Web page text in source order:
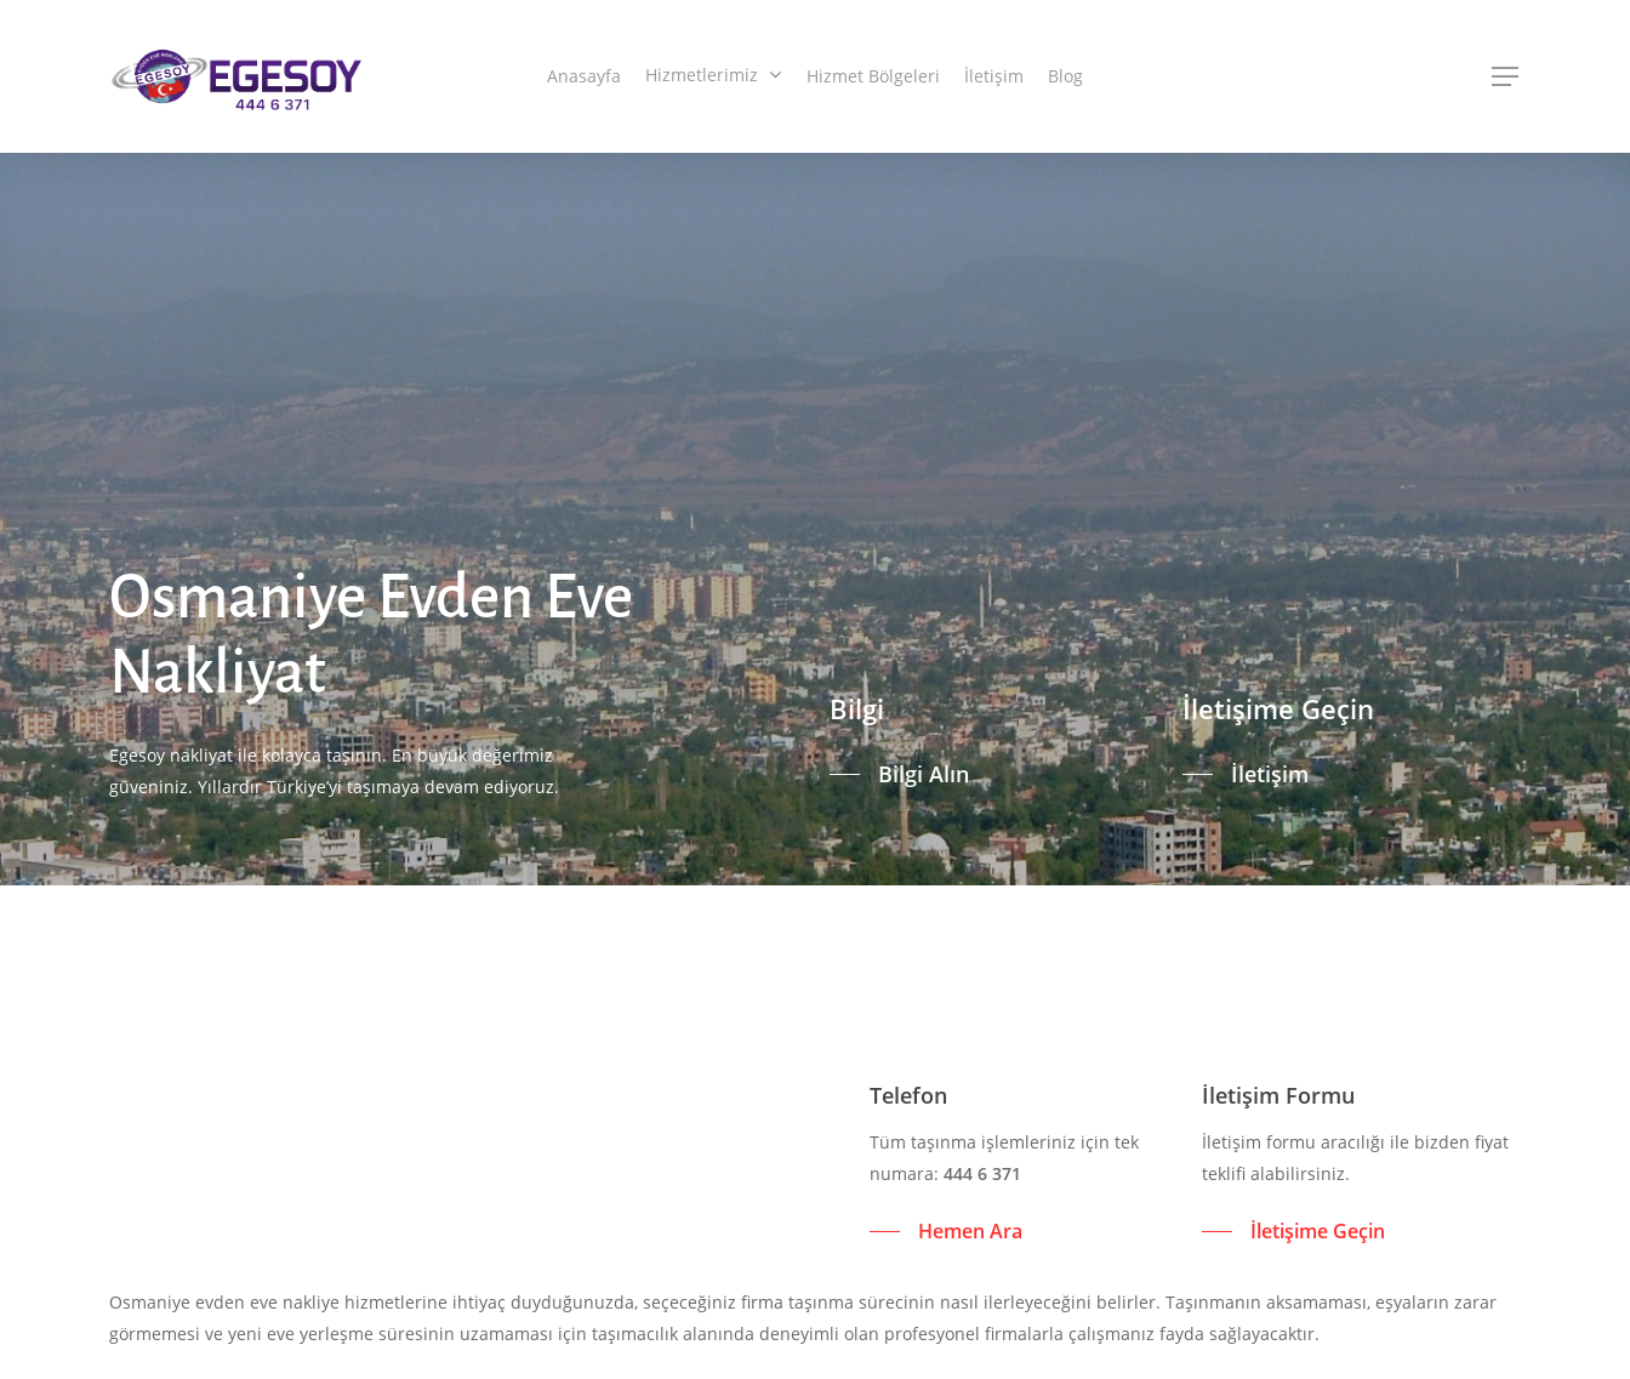
Anasayfa Hizmetlerimiz Hizmet Bölgeleri İletişim Blog
Osmaniye Evden Eve
Nakliyat
Egesoy nakliyat ile kolayca taşının. En büyük değerimiz
güveniniz. Yıllardır Türkiye’yi taşımaya devam ediyoruz.
Bilgi
Bilgi Alın
İletişime Geçin
İletişim
Telefon
Tüm taşınma işlemleriniz için tek
numara:444 6 371
Hemen Ara
İletişim Formu
İletişim formu aracılığı ile bizden fiyat
teklifi alabilirsiniz.
İletişime Geçin
Osmaniye evden eve nakliye hizmetlerine ihtiyaç duyduğunuzda, seçeceğiniz firma taşınma sürecinin nasıl ilerleyeceğini belirler. Taşınmanın aksamaması, eşyaların zarar
görmemesi ve yeni eve yerleşme süresinin uzamaması için taşımacılık alanında deneyimli olan profesyonel firmalarla çalışmanız fayda sağlayacaktır.